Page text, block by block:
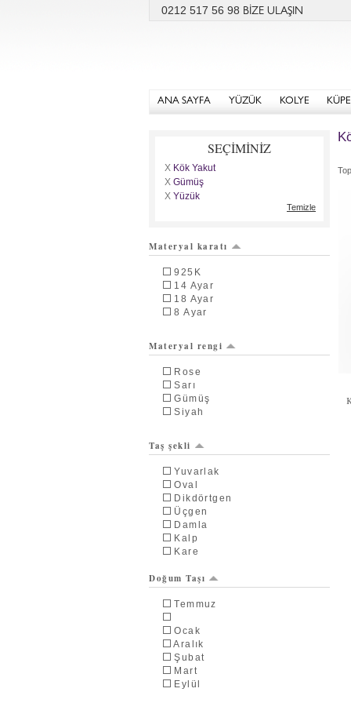
0212 517 56 98 BİZE ULAŞIN
ANA SAYFA YÜZÜK KOLYE KÜPE
SEÇİMİNİZ
X Kök Yakut
X Gümüş
X Yüzük
Temizle
Materyal karatı
925K
14 Ayar
18 Ayar
8 Ayar
Materyal rengi
Rose
Sarı
Gümüş
Siyah
Taş şekli
Yuvarlak
Oval
Dikdörtgen
Üçgen
Damla
Kalp
Kare
Doğum Taşı
Temmuz
Ocak
Aralık
Şubat
Mart
Eylül